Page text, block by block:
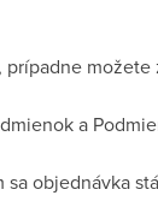
a
objednávka